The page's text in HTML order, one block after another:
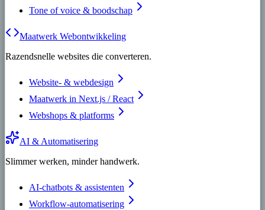
Tone of voice & boodschap
Maatwerk Webontwikkeling
Razendsnelle websites die converteren.
Website- & webdesign
Maatwerk in Next.js / React
Webshops & platforms
AI & Automatisering
Slimmer werken, minder handwerk.
AI-chatbots & assistenten
Workflow-automatisering